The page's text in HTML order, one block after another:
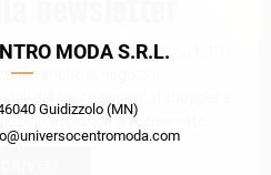
MODA S.R.L.
Guidizzolo (MN)
con lo sconto del 20% su tutti i
anche in negozio!
in esclusiva a te riservate.